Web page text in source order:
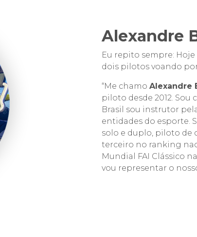
Alexandre
Eu repito sempre:
dois pilotos voando
“Me chamo Alexandre
piloto desde 2012.
Brasil sou instrutor
entidades do esporte.
solo e duplo, piloto de
terceiro no ranking
Mundial FAI Clássico
vou representar o